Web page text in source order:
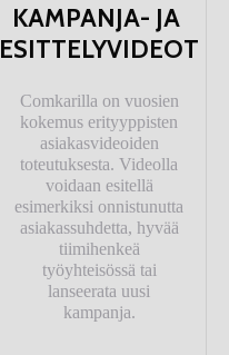
KAMPANJA- JA
ESITTELYVIDEOT
Comkarilla on vuosien
kokemus erityyppisten
asiakasvideoiden
toteutuksesta. Videolla
voidaan esitellä
esimerkiksi onnistunutta
asiakassuhdetta, hyvää
tiimihenkeä
työyhteisössä tai
lanseerata uusi
kampanja.